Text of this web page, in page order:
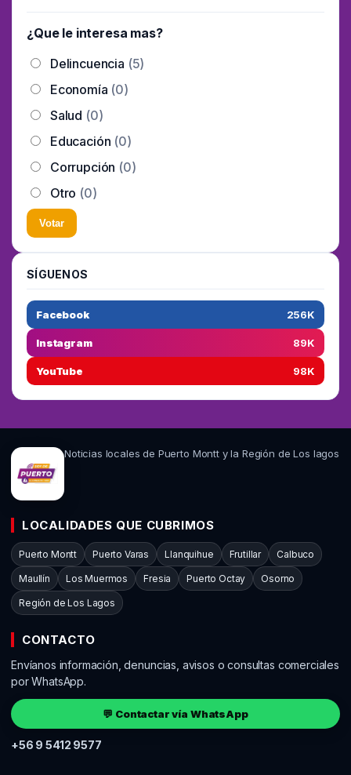
¿Que le interesa mas?
Delincuencia (5)
Economía (0)
Salud (0)
Educación (0)
Corrupción (0)
Otro (0)
Votar
SÍGUENOS
Facebook 256K
Instagram 89K
YouTube 98K
Noticias locales de Puerto Montt y la Región de Los lagos
LOCALIDADES QUE CUBRIMOS
Puerto Montt Puerto Varas Llanquihue Frutillar Calbuco
Maullín Los Muermos Fresia Puerto Octay Osorno
Región de Los Lagos
CONTACTO
Envíanos información, denuncias, avisos o consultas comerciales
por WhatsApp.
💬 Contactar vía WhatsApp
+56 9 5412 9577